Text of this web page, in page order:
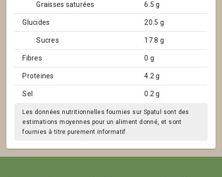
Graisses saturées 6.5 g
Glucides 20.5 g
Sucres 17.8 g
Fibres 0 g
Proteines 4.2 g
Sel 0.2 g
Les données nutritionnelles fournies sur Spatul sont des
estimations moyennes pour un aliment donné, et sont
fournies à titre purement informatif.